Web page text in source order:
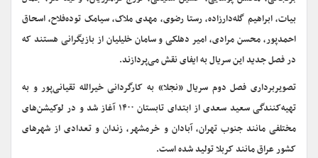
بیات، ابراهیم گله‌دارزاده، رستا رضوی، مهدی ملاک، سیامک توده‌فلاح، اسحاق
احمدپور، محسن مرادی، امیر دهلکی و سامان خلیلیان از بازیگرانی هستند که
در فصل جدید این سریال به ایفای نقش می‌پردازند.
تصویربرداری فصل دوم سریال «نجلا» به کارگردانی خیرالله تقیانی‌پور و به
تهیه‌کنندگی سعید سعدی از ابتدای تابستان ۱۴۰۰ آغاز شد و در لوکیشن‌های
مختلفی مانند جنوب تهران، آبادان و خرمشهر، زندان و تعدادی از شهرهای
کشور عراق مانند کربلا تولید شده است.